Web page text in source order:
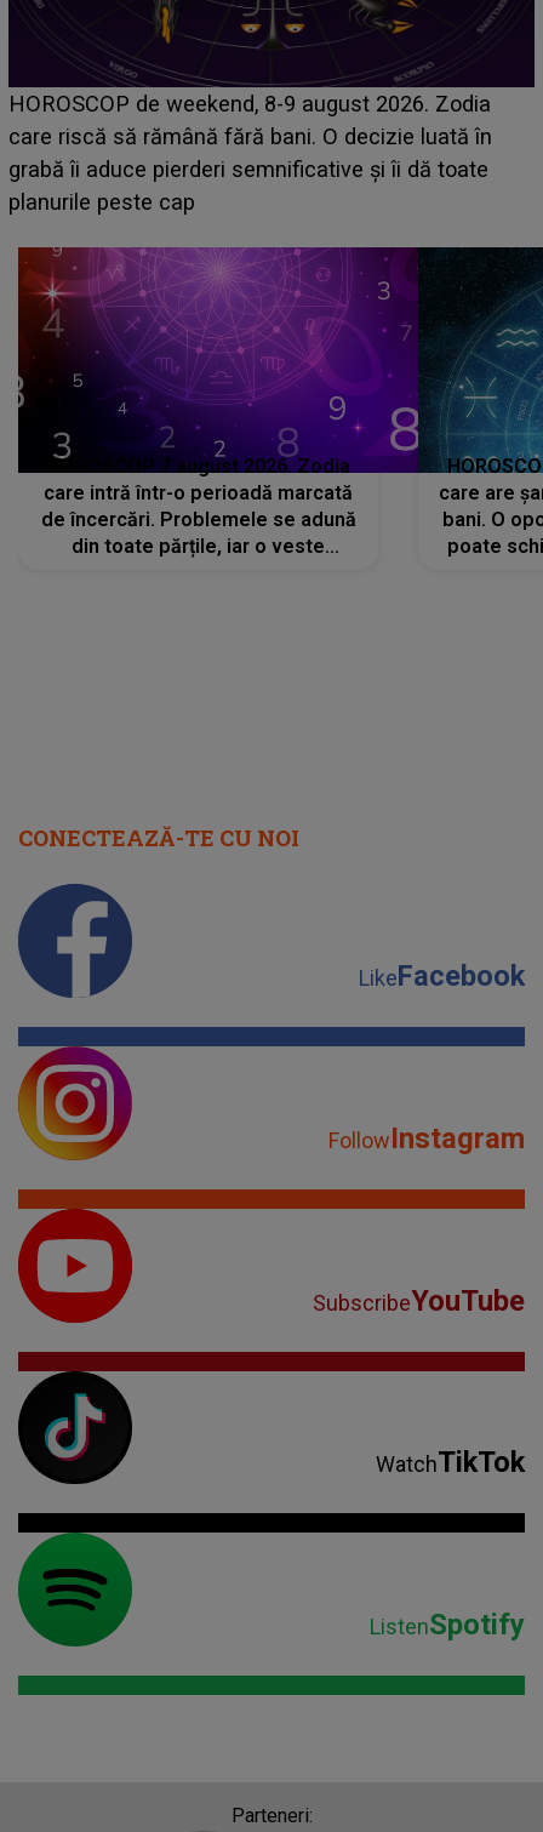
Emanuel a ținut ACEST DETALIU ASCUNS până
acum! În fața Alexandrei, concurentul din Casa Iubirii
face o MĂRTURISIRE NEAȘTEPTATĂ despre mama
sa: "I-am spus și ei în față, eu nu te iubesc pentru
HOROSCOP 7 august 2026. Zodia
care intră într-o perioadă marcată
de încercări. Problemele se adună
din toate părțile, iar o veste
care are
bani. O
poate
CONECTEAZĂ-TE CU NOI
LikeFacebook
FollowInstagram
SubscribeYouTube
WatchTikTok
ListenSpotify
Parteneri: